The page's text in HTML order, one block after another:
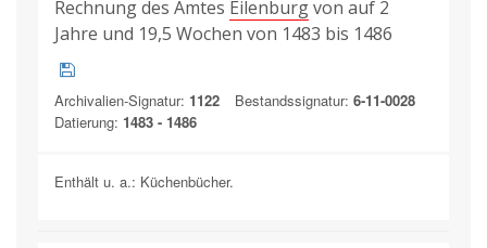
Rechnung des Amtes Eilenburgvon auf 2
Jahre und 19,5 Wochen von 1483 bis 1486
Archivalien-Signatur: 1122 Bestandssignatur: 6-11-0028
Datierung: 1483 - 1486
Enthält u. a.: Küchenbücher.